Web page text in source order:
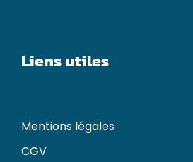
Liens utiles
Mentions légales
CGV